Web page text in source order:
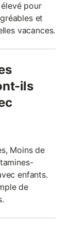
pour
et
vacances.
ils
Moins de
enfants.
de